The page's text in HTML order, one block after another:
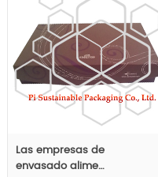
consideración.
Las empresas de
envasado alime…